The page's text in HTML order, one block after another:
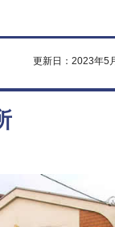
更新日：2023年5